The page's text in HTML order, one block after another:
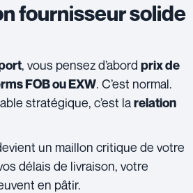
fournisseur solide
, vous pensez d’abord prix de
FOB ou EXW. C’est normal.
stratégique, c’est larelation
un maillon critique de votre
délais de livraison, votre
en pâtir.